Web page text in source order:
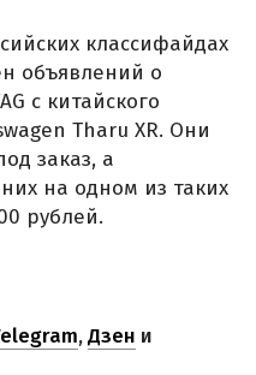
классифайдах
объявлений о
с китайского
Tharu XR. Они
заказ, а
на одном из таких
рублей.
,Дзен и